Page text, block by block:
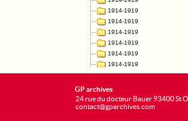
GP archives
24 rue du docteur Bauer 93400 St
contact@gparchives.com